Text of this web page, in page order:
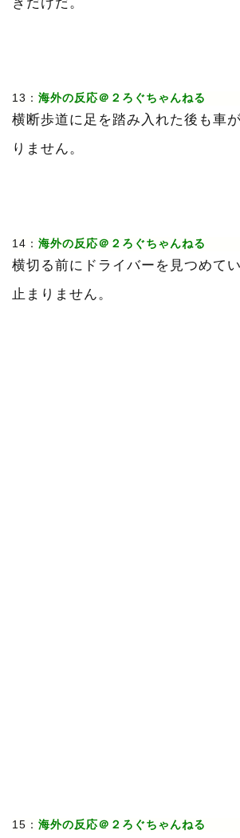
きだけだ。
13： 海外の反応＠２ろぐちゃんねる
横断歩道に足を踏み入れた後も車
りません。
14： 海外の反応＠２ろぐちゃんねる
横切る前にドライバーを見つめて
止まりません。
15： 海外の反応＠２ろぐちゃんねる